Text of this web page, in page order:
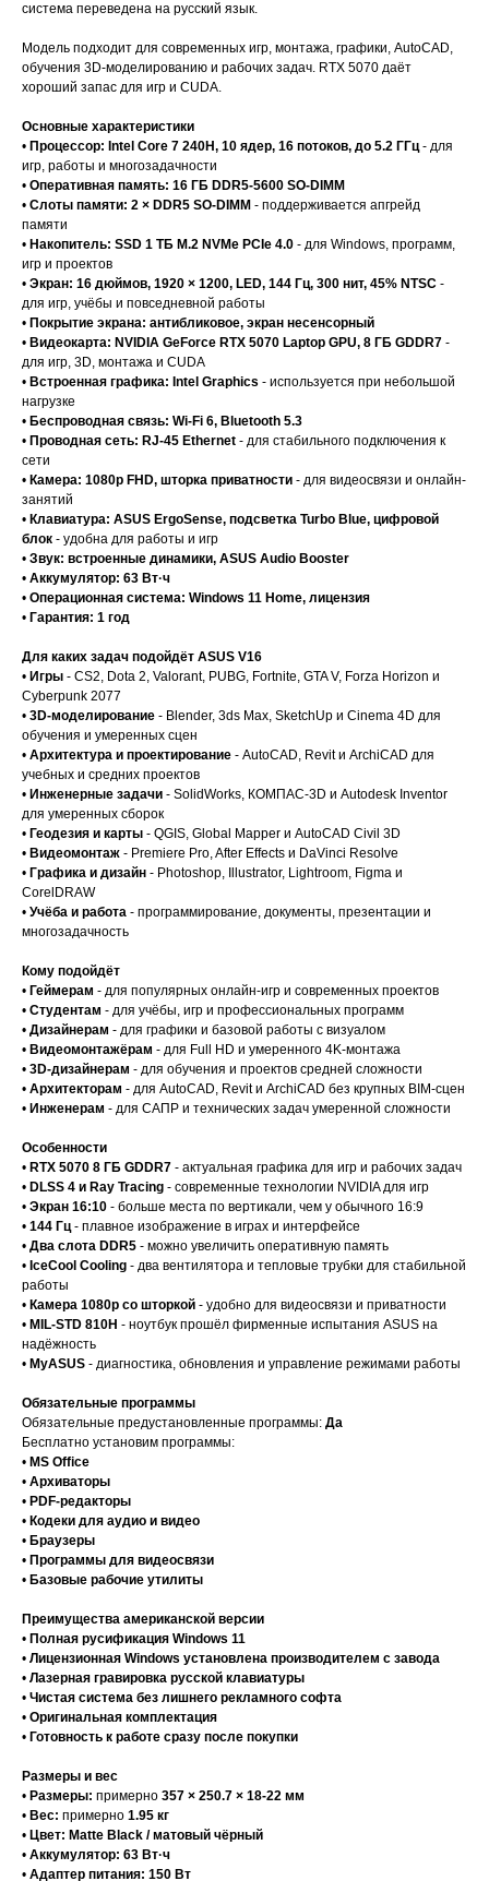
система переведена на русский язык.
Модель подходит для современных игр, монтажа, графики, AutoCAD,
обучения 3D-моделированию и рабочих задач. RTX 5070 даёт
хороший запас для игр и CUDA.
Основные характеристики
• Процессор: Intel Core 7 240H, 10 ядер, 16 потоков, до 5.2 ГГц- для
игр, работы и многозадачности
• Оперативная память: 16 ГБ DDR5-5600 SO-DIMM
• Слоты памяти: 2 × DDR5 SO-DIMM - поддерживается апгрейд
памяти
• Накопитель: SSD 1 ТБ M.2 NVMe PCIe 4.0 - для Windows, программ,
игр и проектов
• Экран: 16 дюймов, 1920 × 1200, LED, 144 Гц, 300 нит, 45% NTSC -
для игр, учёбы и повседневной работы
• Покрытие экрана: антибликовое, экран несенсорный
• Видеокарта: NVIDIA GeForce RTX 5070 Laptop GPU, 8 ГБ GDDR7 -
для игр, 3D, монтажа и CUDA
• Встроенная графика: Intel Graphics - используется при небольшой
нагрузке
• Беспроводная связь: Wi-Fi 6, Bluetooth 5.3
• Проводная сеть: RJ-45 Ethernet - для стабильного подключения к
сети
• Камера: 1080p FHD, шторка приватности - для видеосвязи и онлайн-
занятий
• Клавиатура: ASUS ErgoSense, подсветка Turbo Blue, цифровой
блок - удобна для работы и игр
• Звук: встроенные динамики, ASUS Audio Booster
• Аккумулятор: 63 Вт·ч
• Операционная система: Windows 11 Home, лицензия
• Гарантия: 1 год
Для каких задач подойдёт ASUS V16
• Игры - CS2, Dota 2, Valorant, PUBG, Fortnite, GTA V, Forza Horizon и
Cyberpunk 2077
• 3D-моделирование - Blender, 3ds Max, SketchUp и Cinema 4D для
обучения и умеренных сцен
• Архитектура и проектирование - AutoCAD, Revit и ArchiCAD для
учебных и средних проектов
• Инженерные задачи - SolidWorks, КОМПАС-3D и Autodesk Inventor
для умеренных сборок
• Геодезия и карты - QGIS, Global Mapper и AutoCAD Civil 3D
• Видеомонтаж - Premiere Pro, After Effects и DaVinci Resolve
• Графика и дизайн - Photoshop, Illustrator, Lightroom, Figma и
CorelDRAW
• Учёба и работа - программирование, документы, презентации и
многозадачность
Кому подойдёт
• Геймерам - для популярных онлайн-игр и современных проектов
• Студентам - для учёбы, игр и профессиональных программ
• Дизайнерам - для графики и базовой работы с визуалом
• Видеомонтажёрам - для Full HD и умеренного 4K-монтажа
• 3D-дизайнерам - для обучения и проектов средней сложности
• Архитекторам - для AutoCAD, Revit и ArchiCAD без крупных BIM-сцен
• Инженерам - для САПР и технических задач умеренной сложности
Особенности
• RTX 5070 8 ГБ GDDR7 - актуальная графика для игр и рабочих задач
• DLSS 4 и Ray Tracing - современные технологии NVIDIA для игр
• Экран 16:10 - больше места по вертикали, чем у обычного 16:9
• 144 Гц- плавное изображение в играх и интерфейсе
• Два слота DDR5 - можно увеличить оперативную память
• IceCool Cooling - два вентилятора и тепловые трубки для стабильной
работы
• Камера 1080p со шторкой - удобно для видеосвязи и приватности
• MIL-STD 810H - ноутбук прошёл фирменные испытания ASUS на
надёжность
• MyASUS - диагностика, обновления и управление режимами работы
Обязательные программы
Обязательные предустановленные программы: Да
Бесплатно установим программы:
• MS Office
• Архиваторы
• PDF-редакторы
• Кодеки для аудио и видео
• Браузеры
• Программы для видеосвязи
• Базовые рабочие утилиты
Преимущества американской версии
• Полная русификация Windows 11
• Лицензионная Windows установлена производителем с завода
• Лазерная гравировка русской клавиатуры
• Чистая система без лишнего рекламного софта
• Оригинальная комплектация
• Готовность к работе сразу после покупки
Размеры и вес
• Размеры: примерно 357 × 250.7 × 18-22 мм
• Вес: примерно 1.95 кг
• Цвет: Matte Black / матовый чёрный
• Аккумулятор: 63 Вт·ч
• Адаптер питания: 150 Вт